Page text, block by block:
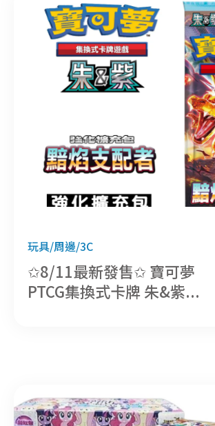
玩具/周邊/3C
✩8/11最新發售✩ 寶可夢
PTCG集換式卡牌 朱&紫...